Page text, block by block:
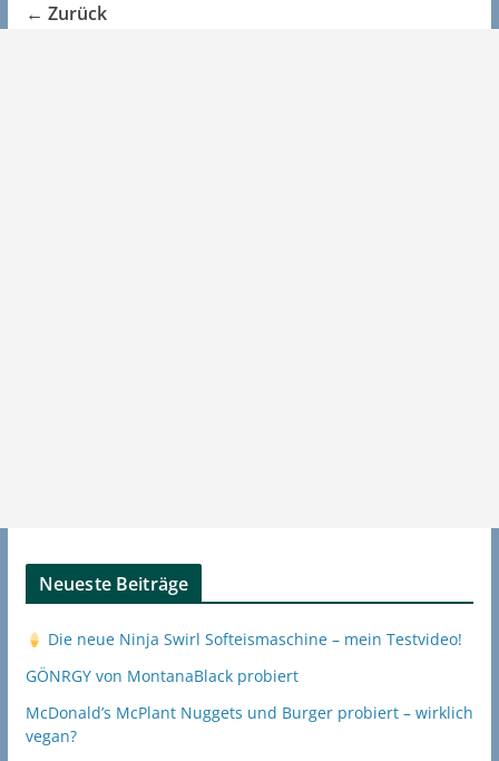
← Zurück
Neueste Beiträge
Die neue Ninja Swirl Softeismaschine – mein Testvideo!
GÖNRGY von MontanaBlack probiert
McDonald’s McPlant Nuggets und Burger probiert – wirklich
vegan?